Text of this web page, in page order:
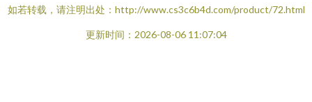
如若转载，请注明出处：http://www.cs3c6b4d.com/product/72.html
更新时间：2026-08-06 11:07:04